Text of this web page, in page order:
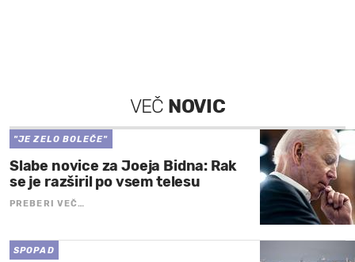
VEČ NOVIC
"JE ZELO BOLEČE"
Slabe novice za Joeja Bidna: Rak
se je razširil po vsem telesu
PREBERI VEČ…
SPOPAD